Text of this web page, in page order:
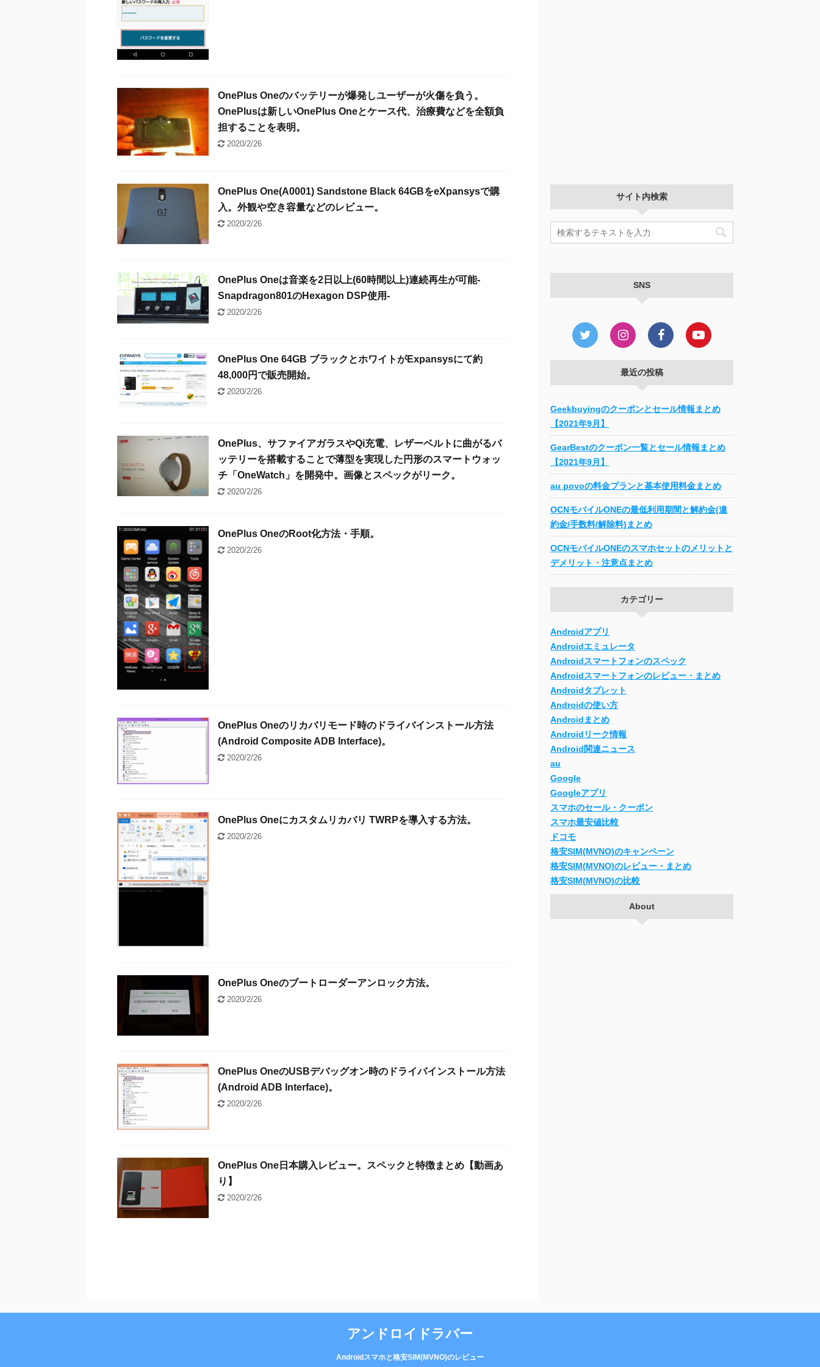
OnePlus Oneのバッテリーが爆発しユーザーが火傷を負う。
OnePlusは新しいOnePlus Oneとケース代、治療費などを全額負
担することを表明。
2020/2/26
OnePlus One(A0001) Sandstone Black 64GBをeXpansysで購
入。外観や空き容量などのレビュー。
2020/2/26
OnePlus Oneは音楽を2日以上(60時間以上)連続再生が可能-
Snapdragon801のHexagon DSP使用-
2020/2/26
OnePlus One 64GB ブラックとホワイトがExpansysにて約
48,000円で販売開始。
2020/2/26
OnePlus、サファイアガラスやQi充電、レザーベルトに曲がるバ
ッテリーを搭載することで薄型を実現した円形のスマートウォッ
チ「OneWatch」を開発中。画像とスペックがリーク。
2020/2/26
OnePlus OneのRoot化方法・手順。
2020/2/26
OnePlus Oneのリカバリモード時のドライバインストール方法
(Android Composite ADB Interface)。
2020/2/26
OnePlus Oneにカスタムリカバリ TWRPを導入する方法。
2020/2/26
OnePlus Oneのブートローダーアンロック方法。
2020/2/26
OnePlus OneのUSBデバッグオン時のドライバインストール方法
(Android ADB Interface)。
2020/2/26
OnePlus One日本購入レビュー。スペックと特徴まとめ【動画あ
り】
2020/2/26
サイト内検索
SNS
最近の投稿
Geekbuyingのクーポンとセール情報まとめ
【2021年9月】
GearBestのクーポン一覧とセール情報まとめ
【2021年9月】
au povoの料金プランと基本使用料金まとめ
OCNモバイルONEの最低利用期間と解約金(違
約金/手数料/解除料)まとめ
OCNモバイルONEのスマホセットのメリットと
デメリット・注意点まとめ
カテゴリー
Androidアプリ
Androidエミュレータ
Androidスマートフォンのスペック
Androidスマートフォンのレビュー・まとめ
Androidタブレット
Androidの使い方
Androidまとめ
Androidリーク情報
Android関連ニュース
au
Google
Googleアプリ
スマホのセール・クーポン
スマホ最安値比較
ドコモ
格安SIM(MVNO)のキャンペーン
格安SIM(MVNO)のレビュー・まとめ
格安SIM(MVNO)の比較
About
アンドロイドラバー
Androidスマホと格安SIM(MVNO)のレビュー